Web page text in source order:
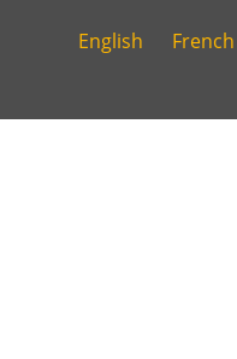
English French